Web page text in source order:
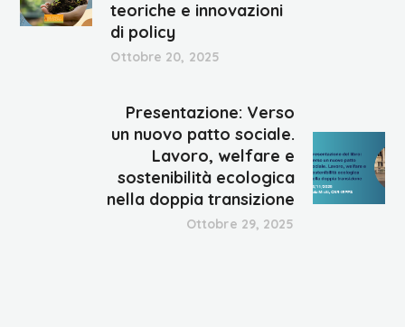
teoriche e innovazioni
di policy
Ottobre 20, 2025
Presentazione: Verso
un nuovo patto sociale.
Lavoro, welfare e
sostenibilità ecologica
nella doppia transizione
Ottobre 29, 2025